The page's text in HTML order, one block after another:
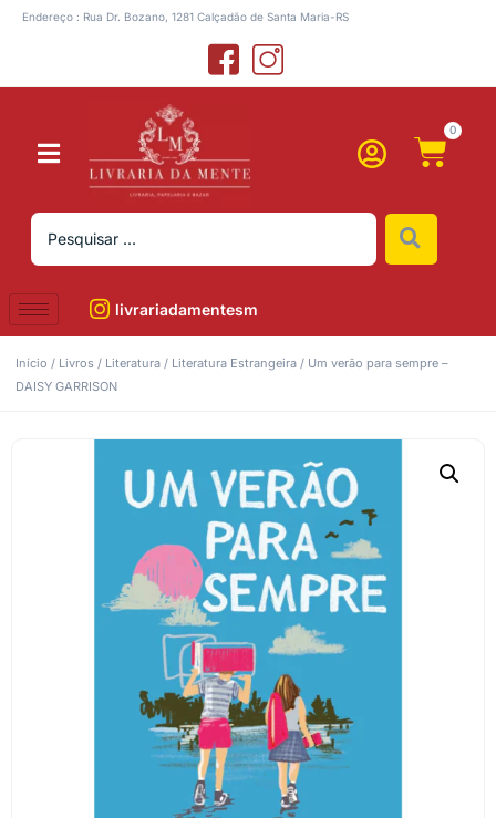
Endereço : Rua Dr. Bozano, 1281 Calçadão de Santa Maria-RS
0
livrariadamentesm
Início / Livros / Literatura / Literatura Estrangeira / Um verão para sempre –
DAISY GARRISON